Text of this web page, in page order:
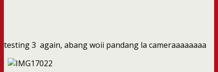
testing 3 again, abang woii pandang la cameraaaaaaaa